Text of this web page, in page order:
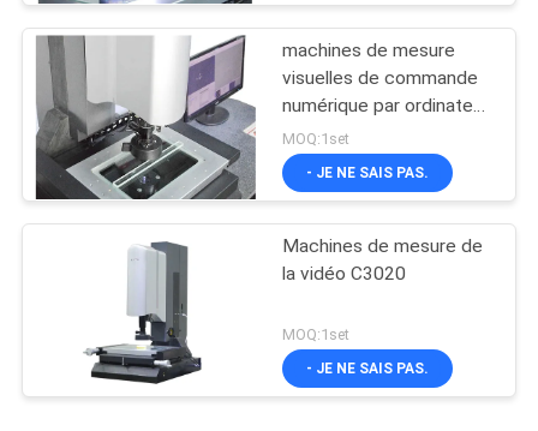
machines de mesure
visuelles de commande
numérique par ordinateur
de 0.01μM
MOQ:1set
- JE NE SAIS PAS.
Machines de mesure de
la vidéo C3020
MOQ:1set
- JE NE SAIS PAS.